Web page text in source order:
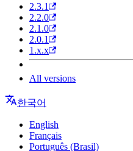
2.3.1
2.2.0
2.1.0
2.0.1
1.x.x
All versions
한국어
English
Français
Português (Brasil)